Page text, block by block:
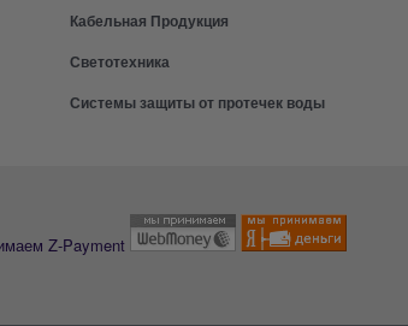
Кабельная Продукция
Светотехника
Системы защиты от протечек воды